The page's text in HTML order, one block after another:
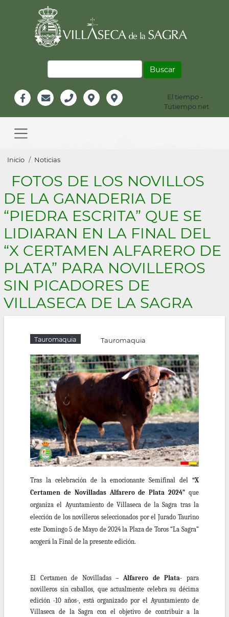
Información
Header
El tiempo -
Tutiempo.net
navigation
Sobrescribir
enlaces
de
ayuda
a
la
navegación
Inicio Noticias
FOTOS DE LOS NOVILLOS
DE LA GANADERIA DE
“PIEDRA ESCRITA” QUE SE
LIDIARAN EN LA FINAL DEL
“X CERTAMEN ALFARERO DE
PLATA” PARA NOVILLEROS
SIN PICADORES DE
VILLASECA DE LA SAGRA
Tauromaquia Tauromaquia
Tras la celebración de la emocionante Semifinal del “X
Certamen de Novilladas Alfarero de Plata 2024” que
organiza el Ayuntamiento de Villaseca de la Sagra tras la
elección de los novilleros seleccionados por el Jurado Taurino
este Domingo 5 de Mayo de 2024 la Plaza de Toros “La Sagra”
acogerá la Final de la presente edición.
El Certamen de Novilladas – Alfarero de Plata- para
novilleros sin caballos, que actualmente celebra su décima
edición -10 años-, está organizado por el Ayuntamiento de
Villaseca de la Sagra con el objetivo de contribuir a la